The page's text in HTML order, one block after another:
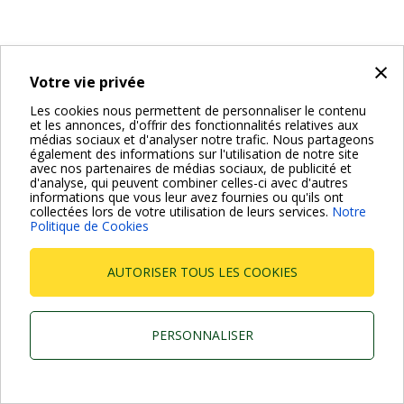
×
Votre vie privée
Les cookies nous permettent de personnaliser le contenu
et les annonces, d'offrir des fonctionnalités relatives aux
médias sociaux et d'analyser notre trafic. Nous partageons
également des informations sur l'utilisation de notre site
avec nos partenaires de médias sociaux, de publicité et
d'analyse, qui peuvent combiner celles-ci avec d'autres
informations que vous leur avez fournies ou qu'ils ont
collectées lors de votre utilisation de leurs services. Notre
Politique de Cookies
AUTORISER TOUS LES COOKIES
PERSONNALISER